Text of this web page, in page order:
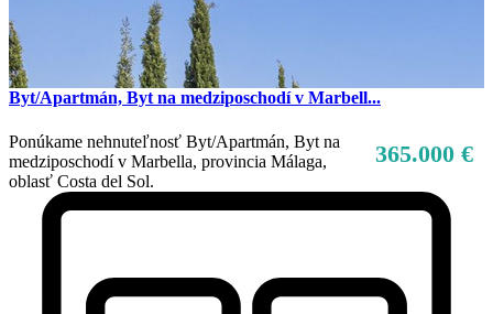
Byt/Apartmán, Byt na medziposchodí v Marbell...
365.000 €
Ponúkame nehnuteľnosť Byt/Apartmán, Byt na
medziposchodí v Marbella, provincia Málaga,
oblasť Costa del Sol.